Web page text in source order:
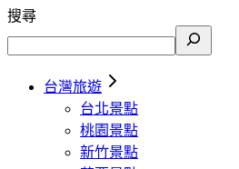
搜尋
台灣旅遊
台北景點
桃園景點
新竹景點